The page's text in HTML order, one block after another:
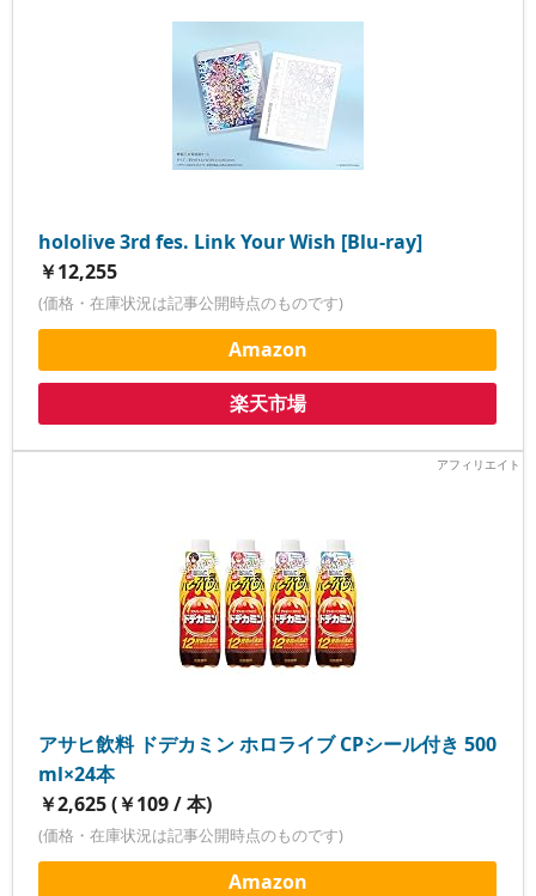
hololive 3rd fes. Link Your Wish [Blu-ray]
￥12,255
(価格・在庫状況は記事公開時点のものです)
Amazon
楽天市場
アサヒ飲料 ドデカミン ホロライブ CPシール付き 500
ml×24本
￥2,625 (￥109 / 本)
(価格・在庫状況は記事公開時点のものです)
Amazon